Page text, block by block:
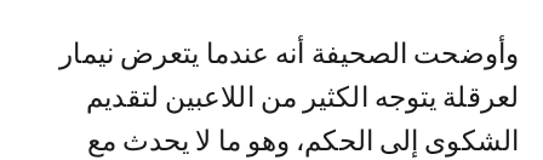
وأوضحت الصحيفة أنه عندما يتعرض نيمار
لعرقلة يتوجه الكثير من اللاعبين لتقديم
الشكوى إلى الحكم، وهو ما لا يحدث مع